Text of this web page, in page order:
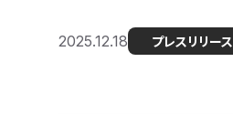
2025.12.18 プレスリリース